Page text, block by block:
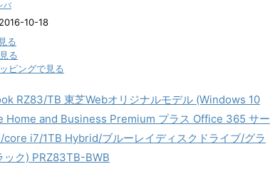
バ
10-18
る
る
ピングで見る
RZ83/TB 東芝Webオリジナルモデル (Windows 10
Home and Business Premium プラス Office 365 サー
core i7/1TB Hybrid/ブルーレイディスクドライブ/グラ
ック) PRZ83TB-BWB